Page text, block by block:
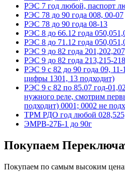
РЭС 7 год любой, паспорт
РЭС 78 до 90 года 008, 00-07
РЭС 78 до 90 года 08-13
РЭС 8 до 66.12 года
РЭС 8 до 71.12 года
РЭС 9 до 82 года
РЭС 9 до 82 года 213,215-218
РЭС 9 с 82 до 90 года 09,
цифры 1301, 13 подходит)
РЭС 9 с 82 по 85.07 год-
нужного реле, смотрим
подходит) 0001; 0002 не
ТРМ РДО год любой
ЭМРВ-27Б-1 до 90г
Покупаем
Покупаем по самым высоким